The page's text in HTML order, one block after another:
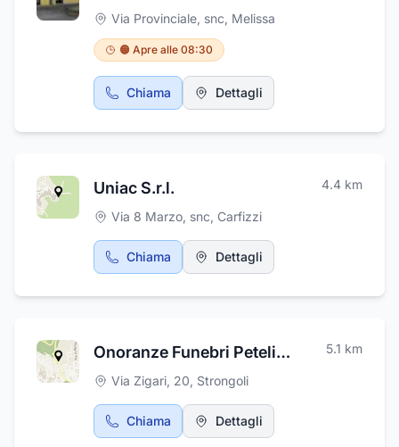
Via Provinciale, snc, Melissa
🟠 Apre alle 08:30
Chiama Dettagli
Uniac S.r.l. 4.4 km
Via 8 Marzo, snc, Carfizzi
Chiama Dettagli
Onoranze Funebri Petelia Di Lonetti Francesco 5.1 km
Via Zigari, 20, Strongoli
Chiama Dettagli